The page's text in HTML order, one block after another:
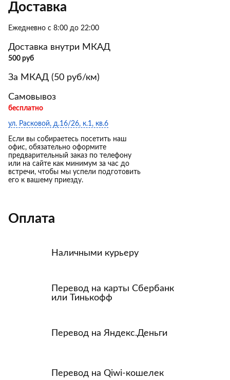
Доставка
Ежедневно с 8:00 до 22:00
Доставка внутри МКАД
500 руб
За МКАД (50 руб/км)
Самовывоз
бесплатно
ул. Расковой, д.16/26, к.1, кв.6
Если вы собираетесь посетить наш
офис, обязательно оформите
предварительный заказ по телефону
или на сайте как минимум за час до
встречи, чтобы мы успели подготовить
его к вашему приезду.
Оплата
Наличными курьеру
Перевод на карты Сбербанк
или Тинькофф
Перевод на Яндекс.Деньги
Перевод на Qiwi-кошелек